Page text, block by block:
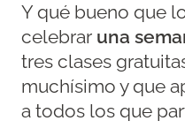
Y qué bueno que
celebrar una
tres clases
muchísimo y que
a todos los que